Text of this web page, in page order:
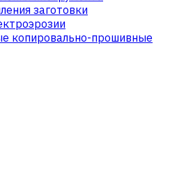
заготовки
копировально-прошивные